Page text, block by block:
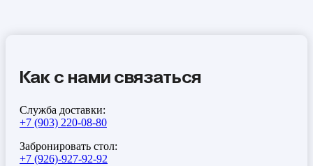
Как с нами связаться
Служба доставки:
+7 (903) 220-08-80
Забронировать стол:
+7 (926)-927-92-92